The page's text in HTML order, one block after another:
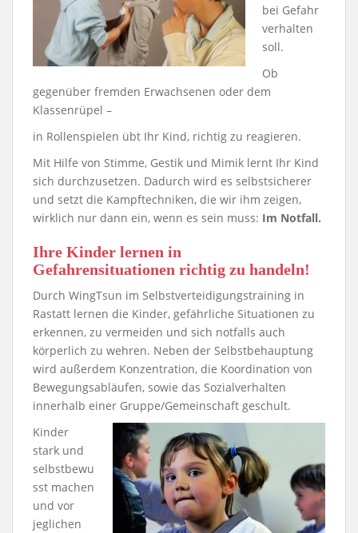
bei Gefahr
verhalten
soll.
Ob
gegenüber fremden Erwachsenen oder dem
Klassenrüpel –
in Rollenspielen übt Ihr Kind, richtig zu reagieren.
Mit Hilfe von Stimme, Gestik und Mimik lernt Ihr Kind
sich durchzusetzen. Dadurch wird es selbstsicherer
und setzt die Kampftechniken, die wir ihm zeigen,
wirklich nur dann ein, wenn es sein muss: Im Notfall.
Ihre Kinder lernen in
Gefahrensituationen richtig zu handeln!
Durch WingTsun im Selbstverteidigungstraining in
Rastatt lernen die Kinder, gefährliche Situationen zu
erkennen, zu vermeiden und sich notfalls auch
körperlich zu wehren. Neben der Selbstbehauptung
wird außerdem Konzentration, die Koordination von
Bewegungsabläufen, sowie das Sozialverhalten
innerhalb einer Gruppe/Gemeinschaft geschult.
Kinder
stark und
selbstbewu
sst machen
und vor
jeglichen